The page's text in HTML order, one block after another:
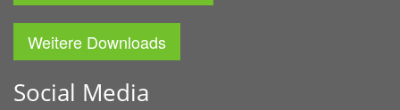
Weitere Downloads
Social Media